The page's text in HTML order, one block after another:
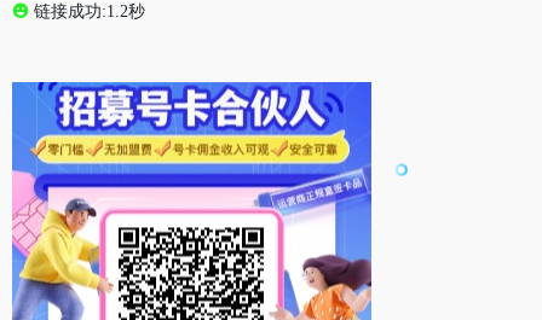
链接成功:1.2秒